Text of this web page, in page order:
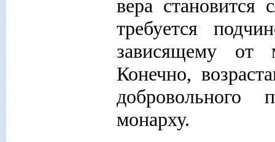
вера становится
требуется
зависящему от
Конечно,
монарху.